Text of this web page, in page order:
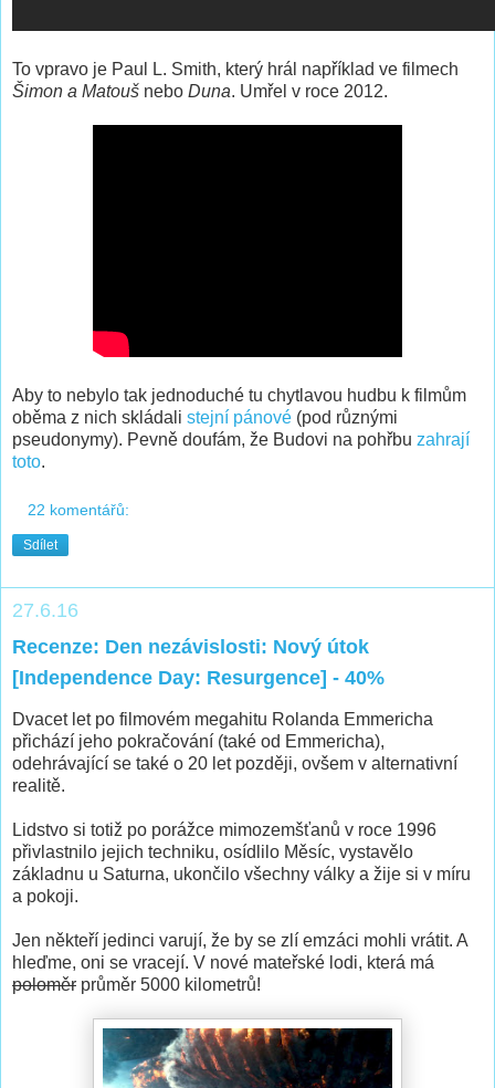
To vpravo je Paul L. Smith, který hrál například ve filmech
Šimon a Matouš nebo Duna. Umřel v roce 2012.
Aby to nebylo tak jednoduché tu chytlavou hudbu k filmům
oběma z nich skládali stejní pánové (pod různými
pseudonymy). Pevně doufám, že Budovi na pohřbu zahrají
toto.
22 komentářů:
Sdílet
27.6.16
Recenze: Den nezávislosti: Nový útok
[Independence Day: Resurgence] - 40%
Dvacet let po filmovém megahitu Rolanda Emmericha
přichází jeho pokračování (také od Emmericha),
odehrávající se také o 20 let později, ovšem v alternativní
realitě.
Lidstvo si totiž po porážce mimozemšťanů v roce 1996
přivlastnilo jejich techniku, osídlilo Měsíc, vystavělo
základnu u Saturna, ukončilo všechny války a žije si v míru
a pokoji.
Jen někteří jedinci varují, že by se zlí emzáci mohli vrátit. A
hleďme, oni se vracejí. V nové mateřské lodi, která má
poloměr průměr 5000 kilometrů!